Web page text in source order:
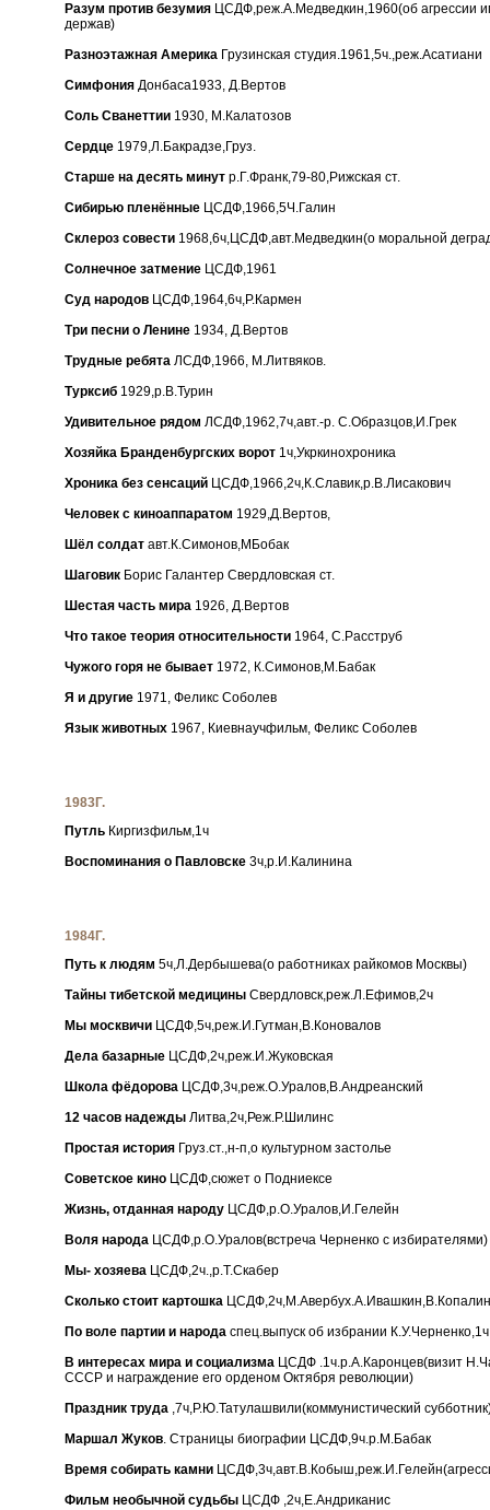
Разум против безумия ЦСДФ,реж.А.Медведкин,1960(об агрессии
держав)
Разноэтажная Америка Грузинская студия.1961,5ч.,реж.Асатиани
Симфония Донбаса1933, Д.Вертов
Соль Сванеттии 1930, М.Калатозов
Сердце 1979,Л.Бакрадзе,Груз.
Старше на десять минут р.Г.Франк,79-80,Рижская ст.
Сибирью пленённые ЦСДФ,1966,5Ч.Галин
Склероз совести 1968,6ч,ЦСДФ,авт.Медведкин(о моральной
Солнечное затмение ЦСДФ,1961
Суд народов ЦСДФ,1964,6ч,Р.Кармен
Три песни о Ленине 1934, Д.Вертов
Трудные ребята ЛСДФ,1966, М.Литвяков.
Турксиб 1929,р.В.Турин
Удивительное рядом ЛСДФ,1962,7ч,авт.-р. С.Образцов,И.Грек
Хозяйка Бранденбургских ворот 1ч,Укркинохроника
Хроника без сенсаций ЦСДФ,1966,2ч,К.Славик,р.В.Лисакович
Человек с киноаппаратом 1929,Д.Вертов,
Шёл солдат авт.К.Симонов,МБобак
Шаговик Борис Галантер Свердловская ст.
Шестая часть мира 1926, Д.Вертов
Что такое теория относительности 1964, С.Расструб
Чужого горя не бывает 1972, К.Симонов,М.Бабак
Я и другие 1971, Феликс Соболев
Язык животных 1967, Киевнаучфильм, Феликс Соболев
1983Г.
Путль Киргизфильм,1ч
Воспоминания о Павловске 3ч,р.И.Калинина
1984Г.
Путь к людям 5ч,Л.Дербышева(о работниках райкомов Москвы)
Тайны тибетской медицины Свердловск,реж.Л.Ефимов,2ч
Мы москвичи ЦСДФ,5ч,реж.И.Гутман,В.Коновалов
Дела базарные ЦСДФ,2ч,реж.И.Жуковская
Школа фёдорова ЦСДФ,3ч,реж.О.Уралов,В.Андреанский
12 часов надежды Литва,2ч,Реж.Р.Шилинс
Простая история Груз.ст.,н-п,о культурном застолье
Советское кино ЦСДФ,сюжет о Подниексе
Жизнь, отданная народу ЦСДФ,р.О.Уралов,И.Гелейн
Воля народа ЦСДФ,р.О.Уралов(встреча Черненко с избирателями)
Мы- хозяева ЦСДФ,2ч.,р.Т.Скабер
Сколько стоит картошка ЦСДФ,2ч,М.Авербух.А.Ивашкин,В.Копалин
По воле партии и народа спец.выпуск об избрании К.У.Черненко,1ч
В интересах мира и социализма ЦСДФ .1ч.р.А.Каронцев(визит
СССР и награждение его орденом Октября революции)
Праздник труда ,7ч,Р.Ю.Татулашвили(коммунистический
Маршал Жуков. Страницы биографии ЦСДФ,9ч.р.М.Бабак
Время собирать камни
Фильм необычной судьбы ЦСДФ ,2ч,Е.Андриканис